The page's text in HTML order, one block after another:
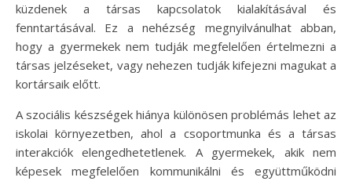
küzdenek a társas kapcsolatok kialakításával és
fenntartásával. Ez a nehézség megnyilvánulhat abban,
hogy a gyermekek nem tudják megfelelően értelmezni a
társas jelzéseket, vagy nehezen tudják kifejezni magukat a
kortársaik előtt.
A szociális készségek hiánya különösen problémás lehet az
iskolai környezetben, ahol a csoportmunka és a társas
interakciók elengedhetetlenek. A gyermekek, akik nem
képesek megfelelően kommunikálni és együttműködni